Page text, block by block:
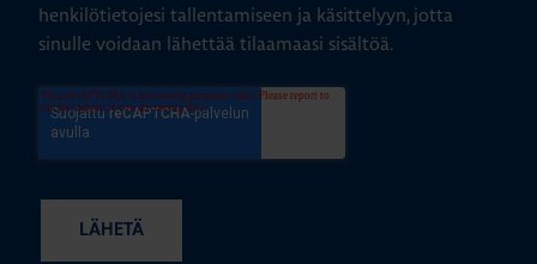
henkilötietojesi tallentamiseen ja käsittelyyn, jotta
sinulle voidaan lähettää tilaamaasi sisältöä.